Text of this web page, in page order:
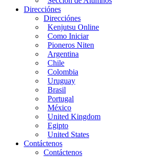
Direcciónes
Direcciónes
Kenjutsu Online
Como Iniciar
Pioneros Niten
Argentina
Chile
Colombia
Uruguay
Brasil
Portugal
México
United Kingdom
Egipto
United States
Contáctenos
Contáctenos